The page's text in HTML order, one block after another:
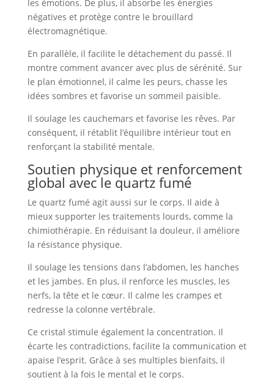
les émotions. De plus, il absorbe les énergies
négatives et protège contre le brouillard
électromagnétique.
En parallèle, il facilite le détachement du passé. Il
montre comment avancer avec plus de sérénité. Sur
le plan émotionnel, il calme les peurs, chasse les
idées sombres et favorise un sommeil paisible.
Il soulage les cauchemars et favorise les rêves. Par
conséquent, il rétablit l’équilibre intérieur tout en
renforçant la stabilité mentale.
Soutien physique et renforcement
global avec le quartz fumé
Le quartz fumé agit aussi sur le corps. Il aide à
mieux supporter les traitements lourds, comme la
chimiothérapie. En réduisant la douleur, il améliore
la résistance physique.
Il soulage les tensions dans l’abdomen, les hanches
et les jambes. En plus, il renforce les muscles, les
nerfs, la tête et le cœur. Il calme les crampes et
redresse la colonne vertébrale.
Ce cristal stimule également la concentration. Il
écarte les contradictions, facilite la communication et
apaise l’esprit. Grâce à ses multiples bienfaits, il
soutient à la fois le mental et le corps.